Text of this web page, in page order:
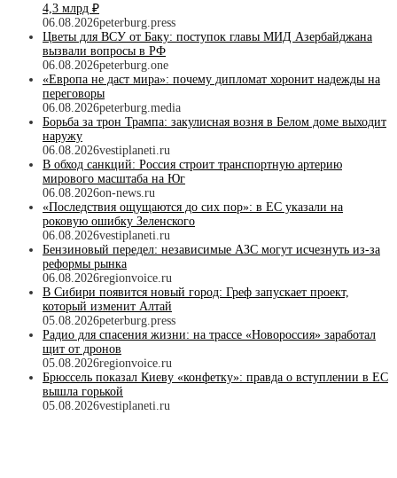
4,3 млрд ₽
06.08.2026peterburg.press
Цветы для ВСУ от Баку: поступок главы МИД Азербайджана
вызвали вопросы в РФ
06.08.2026peterburg.one
«Европа не даст мира»: почему дипломат хоронит надежды на
переговоры
06.08.2026peterburg.media
Борьба за трон Трампа: закулисная возня в Белом доме выходит
наружу
06.08.2026vestiplaneti.ru
В обход санкций: Россия строит транспортную артерию
мирового масштаба на Юг
06.08.2026on-news.ru
«Последствия ощущаются до сих пор»: в ЕС указали на
роковую ошибку Зеленского
06.08.2026vestiplaneti.ru
Бензиновый передел: независимые АЗС могут исчезнуть из-за
реформы рынка
06.08.2026regionvoice.ru
В Сибири появится новый город: Греф запускает проект,
который изменит Алтай
05.08.2026peterburg.press
Радио для спасения жизни: на трассе «Новороссия» заработал
щит от дронов
05.08.2026regionvoice.ru
Брюссель показал Киеву «конфетку»: правда о вступлении в ЕС
вышла горькой
05.08.2026vestiplaneti.ru